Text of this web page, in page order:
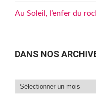
Au Soleil, l’enfer du
DANS NOS
Dans